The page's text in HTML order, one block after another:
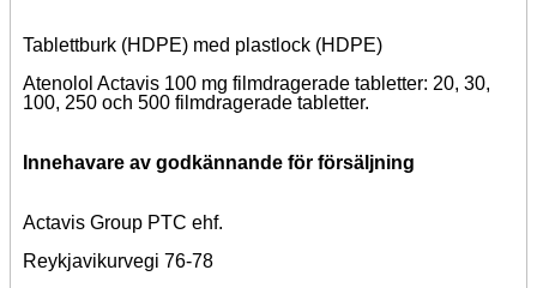
Tablettburk (HDPE) med plastlock (HDPE)
Atenolol Actavis 100 mg filmdragerade tabletter: 20, 30,
100, 250 och 500 filmdragerade tabletter.
Innehavare av godkännande för försäljning
Actavis Group PTC ehf.
Reykjavikurvegi 76-78